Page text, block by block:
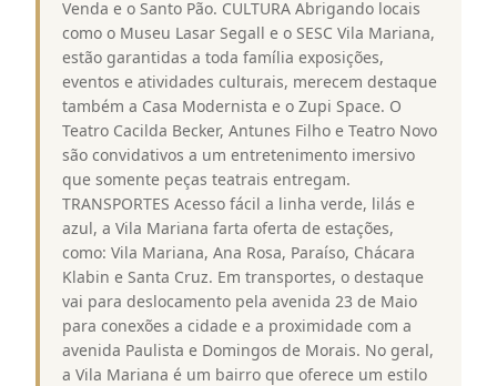
Venda e o Santo Pão. CULTURA Abrigando locais
como o Museu Lasar Segall e o SESC Vila Mariana,
estão garantidas a toda família exposições,
eventos e atividades culturais, merecem destaque
também a Casa Modernista e o Zupi Space. O
Teatro Cacilda Becker, Antunes Filho e Teatro Novo
são convidativos a um entretenimento imersivo
que somente peças teatrais entregam.
TRANSPORTES Acesso fácil a linha verde, lilás e
azul, a Vila Mariana farta oferta de estações,
como: Vila Mariana, Ana Rosa, Paraíso, Chácara
Klabin e Santa Cruz. Em transportes, o destaque
vai para deslocamento pela avenida 23 de Maio
para conexões a cidade e a proximidade com a
avenida Paulista e Domingos de Morais. No geral,
a Vila Mariana é um bairro que oferece um estilo